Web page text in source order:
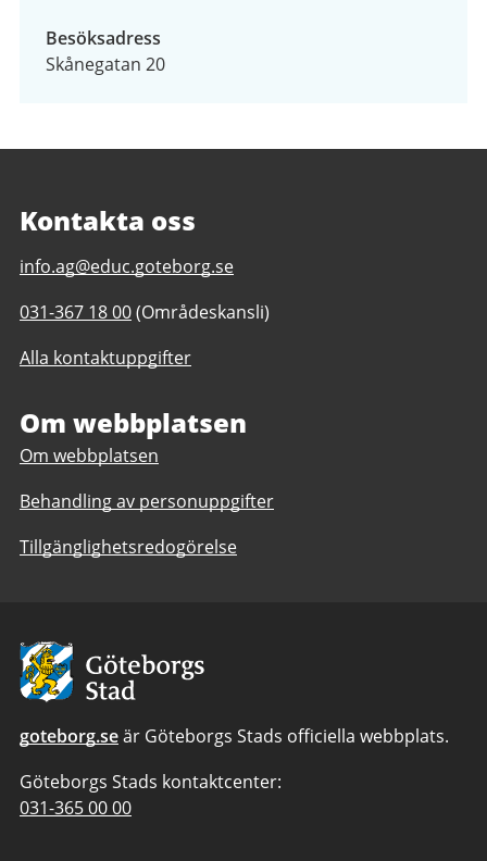
Besöksadress
Skånegatan 20
Kontakta oss
E-
till
Anpassad
gymnasieskola
info.ag@educ.goteborg.se
Telefonnummer
Anpassad
031-367 18 00(Områdeskansli)
Alla kontaktuppgifter
Om webbplatsen
Om webbplatsen
Behandling av personuppgifter
Tillgänglighetsredogörelse
Avsändare:
Göteborgs
Stad
goteborg.seär Göteborgs Stads officiella webbplats.
Göteborgs Stads kontaktcenter:
Telefonnummer
031-365 00 00